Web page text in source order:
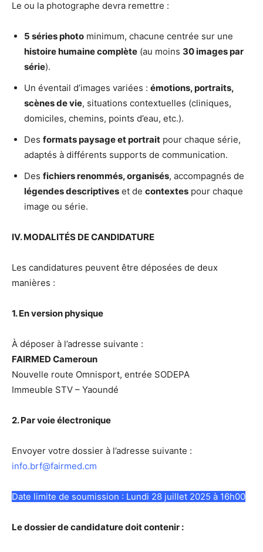
Le ou la photographe devra remettre :
5 séries photo minimum, chacune centrée sur une
histoire humaine complète (au moins 30 images par
série).
Un éventail d’images variées : émotions, portraits,
scènes de vie, situations contextuelles (cliniques,
domiciles, chemins, points d’eau, etc.).
Des formats paysage et portrait pour chaque série,
adaptés à différents supports de communication.
Des fichiers renommés, organisés, accompagnés de
légendes descriptives et de contextes pour chaque
image ou série.
IV. MODALITÉS DE CANDIDATURE
Les candidatures peuvent être déposées de deux
manières :
1. En version physique
À déposer à l’adresse suivante :
FAIRMED Cameroun
Nouvelle route Omnisport, entrée SODEPA
Immeuble STV – Yaoundé
2. Par voie électronique
Envoyer votre dossier à l’adresse suivante :
info.brf@fairmed.cm
Date limite de soumission : Lundi 28 juillet 2025 à 16h00
Le dossier de candidature doit contenir :